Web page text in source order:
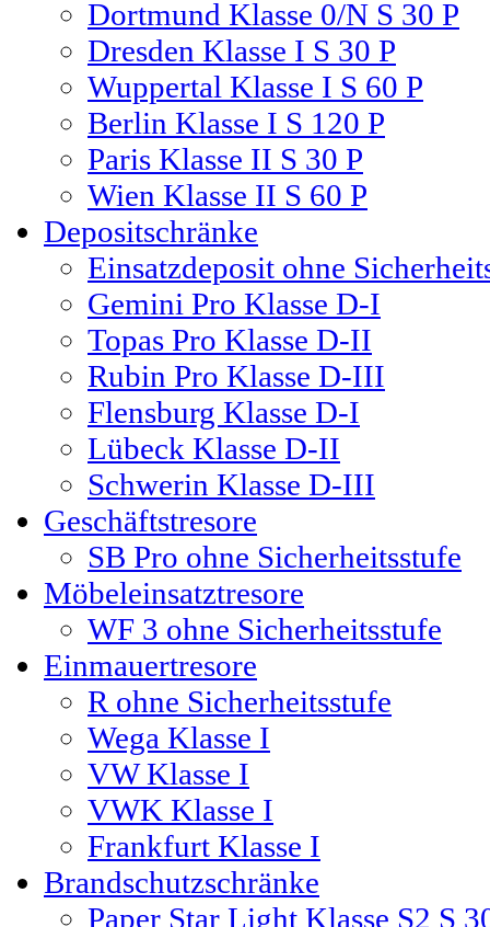
Dortmund Klasse 0/N S 30 P
Dresden Klasse I S 30 P
Wuppertal Klasse I S 60 P
Berlin Klasse I S 120 P
Paris Klasse II S 30 P
Wien Klasse II S 60 P
Depositschränke
Einsatzdeposit ohne
Gemini Pro Klasse D-I
Topas Pro Klasse D-II
Rubin Pro Klasse D-III
Flensburg Klasse D-I
Lübeck Klasse D-II
Schwerin Klasse D-III
Geschäftstresore
SB Pro ohne Sicherheitsstufe
Möbeleinsatztresore
WF 3 ohne Sicherheitsstufe
Einmauertresore
R ohne Sicherheitsstufe
Wega Klasse I
VW Klasse I
VWK Klasse I
Frankfurt Klasse I
Brandschutzschränke
Paper Star Light Klasse S2 S